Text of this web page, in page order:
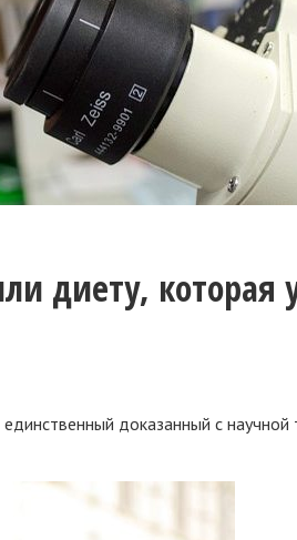
диету, которая
доказанный с